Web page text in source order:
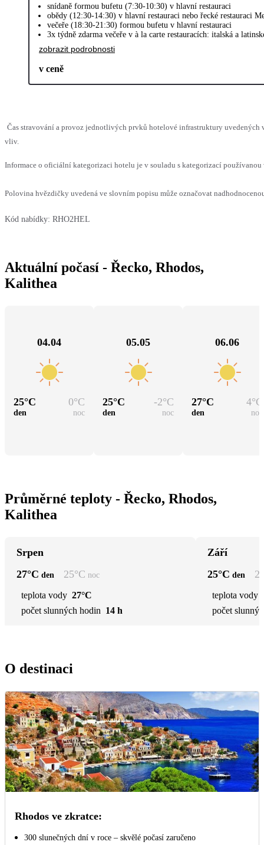
snídaně formou bufetu (7:30-10:30) v hlavní restauraci
obědy (12:30-14:30) v hlavní restauraci nebo řecké restauraci
večeře (18:30-21:30) formou bufetu v hlavní restauraci
3x týdně zdarma večeře v à la carte restauracích: italská a
zobrazit podrobnosti
v ceně
Čas stravování a provoz jednotlivých prvků hotelové infrastruktury uvedených
vliv.
Informace o oficiální kategorizaci hotelu je v souladu s kategorizací
Polovina hvězdičky uvedená ve slovním popisu může označovat
Kód nabídky: RHO2HEL
Aktuální počasí - Řecko, Rhodos,
Kalithea
04.04
25°C 0°C
den noc
05.05
25°C -2°C
den noc
06.06
27°C 4°C
den noc
Průměrné teploty - Řecko, Rhodos,
Kalithea
Srpen
27°C den 25°C noc
teplota vody 27°C
počet slunných hodin 14 h
Září
25°C den
teplota vody
počet
O destinaci
Rhodos ve zkratce:
300 slunečných dní v roce – skvělé počasí zaručeno